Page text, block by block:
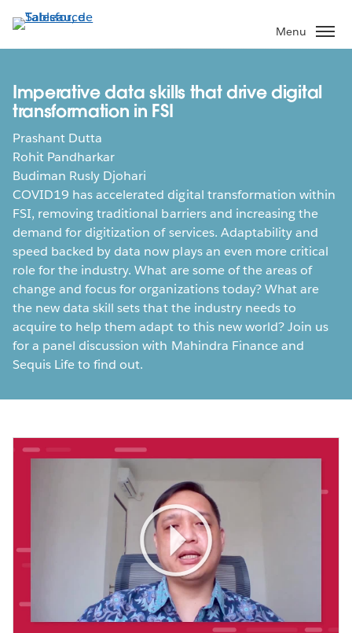
Aller
au
contenu
Menu
Imperative data skills that drive digital
transformation in FSI
Prashant Dutta
Rohit Pandharkar
Budiman Rusly Djohari
COVID19 has accelerated digital transformation within
FSI, removing traditional barriers and increasing the
demand for digitization of services. Adaptability and
speed backed by data now plays an even more critical
role for the industry. What are some of the areas of
change and focus for organizations today? What are
the new data skill sets that the industry needs to
acquire to help them adapt to this new world? Join us
for a panel discussion with Mahindra Finance and
Sequis Life to find out.
Play